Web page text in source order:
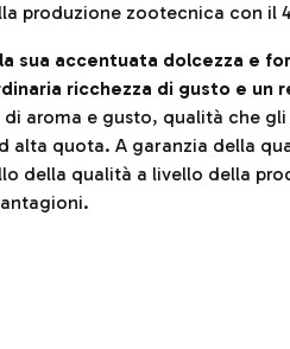
produzione zootecnica con il
sua accentuata dolcezza e
ricchezza di gusto e un
di aroma e gusto, qualità che
alta quota. A garanzia della
della qualità a livello della